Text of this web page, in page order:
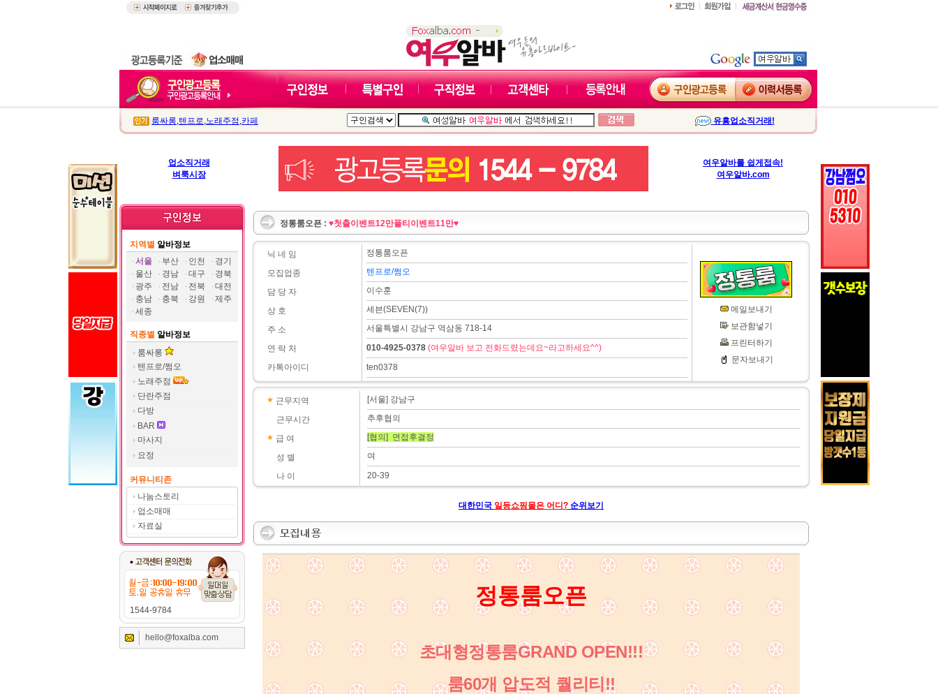
룸싸롱,텐프로,노래주점 ,카페 유흥업소직거래!
업소직거래
벼룩시장
여우알바를 쉽게접속!
여우알바.com
지역별 알바정보
서울
부산 인천
경기
울산
경남 대구
경북
광주
전남 전북
대전
충남
충북 강원
제주
세종
직종별 알바정보
룸싸롱
텐프로/쩜오
노래주점
단란주점
다방
BAR
마사지
요정
커뮤니티존
나눔스토리
업소매매
자료실
1544-9784
hello@foxalba.com
정통룸오픈 : ♥첫출이벤트12만풀티이벤트11만♥
닉 네 임
모집업종
담 당 자
상 호
주 소
연 락 처
카톡아이디
정통룸오픈
텐프로/쩜오
이수훈
세븐(SEVEN(7))
서울특별시 강남구 역삼동 718-14
010-4925-0378 (여우알바 보고 전화드렸는데요~라고하세요^^)
ten0378
메일보내기
보관함넣기
프린터하기
문자보내기
근무지역
근무시간
급 여
성 별
나 이
[서울] 강남구
추후협의
[협의] 면접후결정
여
20-39
대한민국 일등쇼핑몰은 어디? 순위보기
정통룸오픈
초대형정통룸GRAND OPEN!!!
룸60개 압도적 퀄리티!!